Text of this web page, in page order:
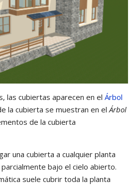
las cubiertas aparecen en el Árbol
la cubierta se muestran en elÁrbol
de la cubierta
una cubierta a cualquier planta
bajo el cielo abierto.
suele cubrir toda la planta